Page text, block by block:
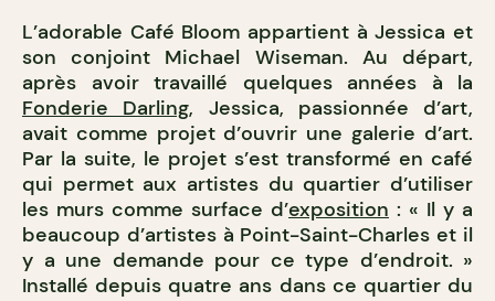
L’adorable Café Bloom appartient à Jessica et
son conjoint Michael Wiseman. Au départ,
après avoir travaillé quelques années à la
Fonderie Darling, Jessica, passionnée d’art,
avait comme projet d’ouvrir une galerie d’art.
Par la suite, le projet s’est transformé en café
qui permet aux artistes du quartier d’utiliser
les murs comme surface d’exposition : « Il y a
beaucoup d’artistes à Point-Saint-Charles et il
y a une demande pour ce type d’endroit. »
Installé depuis quatre ans dans ce quartier du